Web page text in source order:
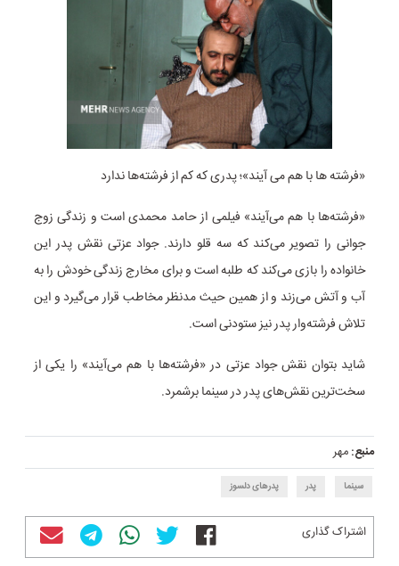
«فرشته ها با هم می آیند»؛ پدری که کم از فرشته‌ها ندارد
«فرشته‌ها با هم می‌آیند» فیلمی از حامد محمدی است و زندگی زوج
جوانی را تصویر می‌کند که سه قلو دارند. جواد عزتی نقش پدر این
خانواده را بازی می‌کند که طلبه است و برای مخارج زندگی خودش را به
آب و آتش می‌زند و از همین حیث مدنظر مخاطب قرار می‌گیرد و این
تلاش فرشته‌وار پدر نیز ستودنی است.
شاید بتوان نقش جواد عزتی در «فرشته‌ها با هم می‌آیند» را یکی از
سخت‌ترین نقش‌های پدر در سینما برشمرد.
منبع:مهر
سینما پدر پدرهای دلسوز
اشتراک گذاری